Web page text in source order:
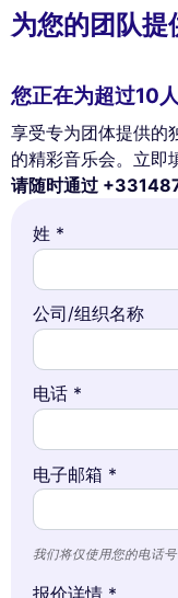
为您的团队提
您正在为超过10
享受专为团体提供的
的精彩音乐会。立即
请随时通过
姓 *
公司/组织名称
电话 *
电子邮箱 *
我们将仅使用您的电话
报价详情 *